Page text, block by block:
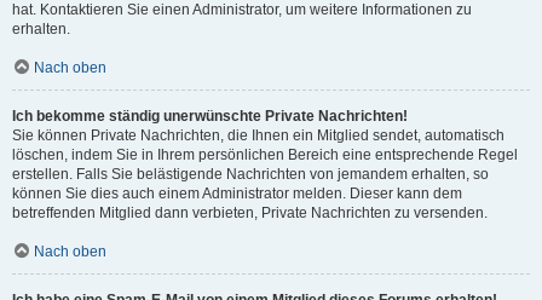
hat. Kontaktieren Sie einen Administrator, um weitere Informationen zu
erhalten.
Nach oben
Ich bekomme ständig unerwünschte Private Nachrichten!
Sie können Private Nachrichten, die Ihnen ein Mitglied sendet, automatisch
löschen, indem Sie in Ihrem persönlichen Bereich eine entsprechende Regel
erstellen. Falls Sie belästigende Nachrichten von jemandem erhalten, so
können Sie dies auch einem Administrator melden. Dieser kann dem
betreffenden Mitglied dann verbieten, Private Nachrichten zu versenden.
Nach oben